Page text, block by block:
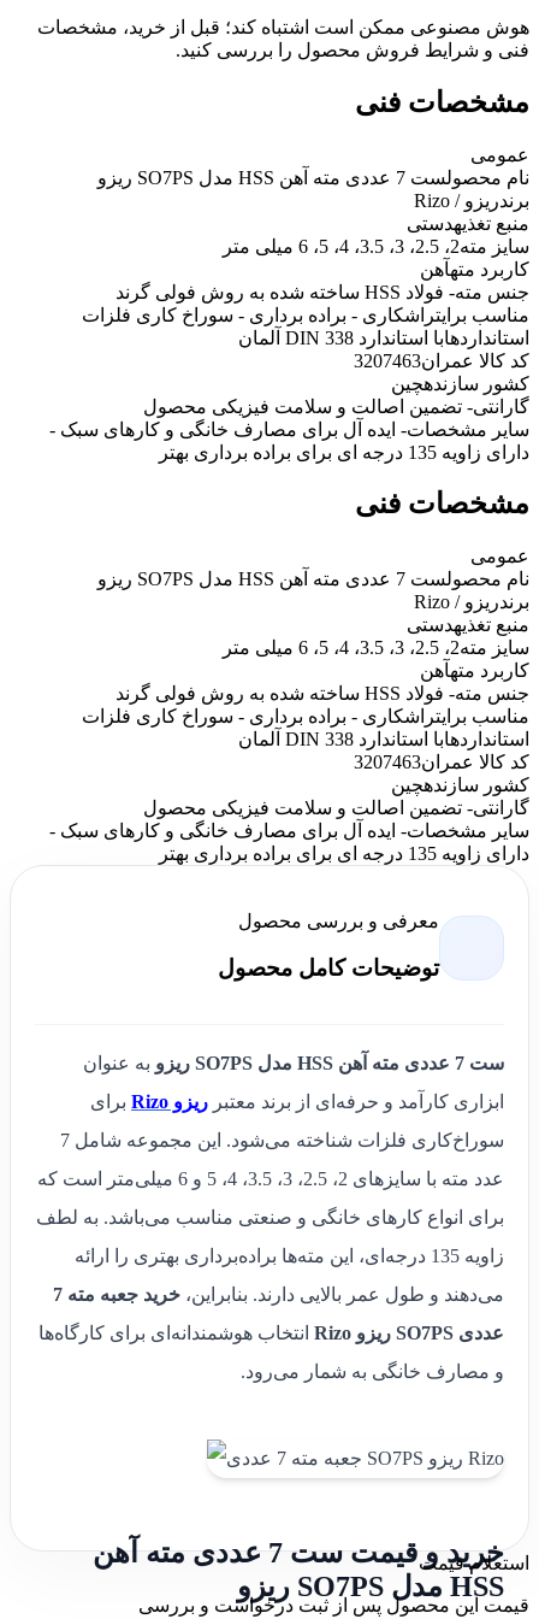
هوش مصنوعی ممکن است اشتباه کند؛ قبل از خرید، مشخصات
فنی و شرایط فروش محصول را بررسی کنید.
مشخصات فنی
عمومی
نام محصولست 7 عددی مته آهن HSS مدل SO7PS ریزو
برندریزو / Rizo
منبع تغذیهدستی
سایز مته2، 2.5، 3، 3.5، 4، 5، 6 میلی متر
کاربرد متهآهن
جنس مته- فولاد HSS ساخته شده به روش فولی گرند
مناسب برایتراشکاری - براده برداری - سوراخ کاری فلزات
استانداردهابا استاندارد DIN 338 آلمان
کد کالا عمران3207463
کشور سازندهچین
گارانتی- تضمین اصالت و سلامت فیزیکی محصول
سایر مشخصات- ایده آل برای مصارف خانگی و کارهای سبک -
دارای زاویه 135 درجه ای برای براده برداری بهتر
مشخصات فنی
عمومی
نام محصولست 7 عددی مته آهن HSS مدل SO7PS ریزو
برندریزو / Rizo
منبع تغذیهدستی
سایز مته2، 2.5، 3، 3.5، 4، 5، 6 میلی متر
کاربرد متهآهن
جنس مته- فولاد HSS ساخته شده به روش فولی گرند
مناسب برایتراشکاری - براده برداری - سوراخ کاری فلزات
استانداردهابا استاندارد DIN 338 آلمان
کد کالا عمران3207463
کشور سازندهچین
گارانتی- تضمین اصالت و سلامت فیزیکی محصول
سایر مشخصات- ایده آل برای مصارف خانگی و کارهای سبک -
دارای زاویه 135 درجه ای برای براده برداری بهتر
معرفی و بررسی محصول
توضیحات کامل محصول
ست 7 عددی مته آهن HSS مدل SO7PS ریزو
به عنوان
ابزاری کارآمد و حرفه‌ای از برند معتبر ریزو Rizo
برای
سوراخ‌کاری فلزات شناخته می‌شود. این مجموعه شامل 7
عدد مته با سایزهای 2، 2.5، 3، 3.5، 4، 5 و 6 میلی‌متر است که
برای انواع کارهای خانگی و صنعتی مناسب می‌باشد. به لطف
زاویه 135 درجه‌ای، این مته‌ها براده‌برداری بهتری را ارائه
می‌دهند و طول عمر بالایی دارند. بنابراین،
خرید جعبه مته 7
عددی SO7PS ریزو Rizo
انتخاب هوشمندانه‌ای برای کارگاه‌ها
و مصارف خانگی به شمار می‌رود.
خرید و قیمت ست 7 عددی مته آهن
HSS مدل SO7PS ریزو
استعلام قیمت
قیمت این محصول پس از ثبت درخواست و بررسی